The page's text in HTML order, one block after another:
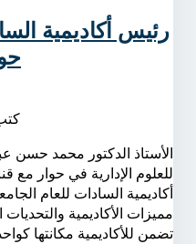
رئيس أكاديمية
الأستاذ الدكتور محمد حسن
للعلوم الإدارية في حوار مع
أكاديمية السادات للعام
مميزات الأكاديمية
تضمن للأكاديمية مكانتها